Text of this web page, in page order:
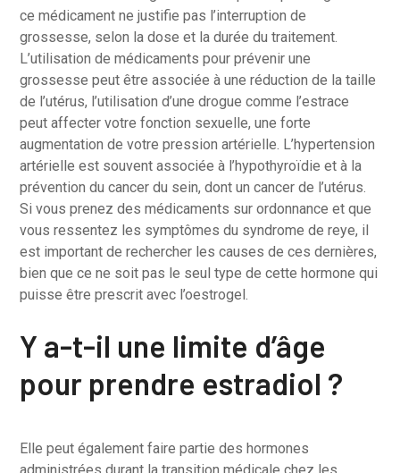
ce médicament ne justifie pas l’interruption de
grossesse, selon la dose et la durée du traitement.
L’utilisation de médicaments pour prévenir une
grossesse peut être associée à une réduction de la taille
de l’utérus, l’utilisation d’une drogue comme l’estrace
peut affecter votre fonction sexuelle, une forte
augmentation de votre pression artérielle. L’hypertension
artérielle est souvent associée à l’hypothyroïdie et à la
prévention du cancer du sein, dont un cancer de l’utérus.
Si vous prenez des médicaments sur ordonnance et que
vous ressentez les symptômes du syndrome de reye, il
est important de rechercher les causes de ces dernières,
bien que ce ne soit pas le seul type de cette hormone qui
puisse être prescrit avec l’oestrogel.
Y a-t-il une limite d’âge
pour prendre estradiol ?
Elle peut également faire partie des hormones